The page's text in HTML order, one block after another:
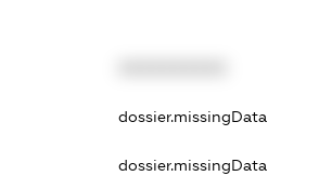
dossier.missingData
dossier.missingData